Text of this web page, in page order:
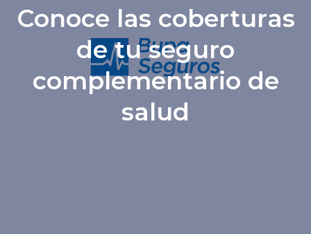
Centro de Ayuda
modo claro
Conoce las coberturas
de tu seguro
complementario de
salud